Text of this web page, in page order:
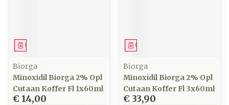
Geneesmiddel
Biorga
Minoxidil Biorga 2% Opl
Cutaan Koffer Fl 1x60ml
€ 14,00
Geneesmiddel
Biorga
Minoxidil Biorga 2% Opl
Cutaan Koffer Fl 3x60ml
€ 33,90